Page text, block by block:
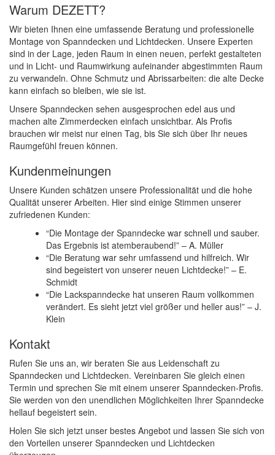
Warum DEZETT?
Wir bieten Ihnen eine umfassende Beratung und professionelle
Montage von Spanndecken und Lichtdecken. Unsere Experten
sind in der Lage, jeden Raum in einen neuen, perfekt gestalteten
und in Licht- und Raumwirkung aufeinander abgestimmten Raum
zu verwandeln. Ohne Schmutz und Abrissarbeiten: die alte Decke
kann einfach so bleiben, wie sie ist.
Unsere Spanndecken sehen ausgesprochen edel aus und
machen alte Zimmerdecken einfach unsichtbar. Als Profis
brauchen wir meist nur einen Tag, bis Sie sich über Ihr neues
Raumgefühl freuen können.
Kundenmeinungen
Unsere Kunden schätzen unsere Professionalität und die hohe
Qualität unserer Arbeiten. Hier sind einige Stimmen unserer
zufriedenen Kunden:
“Die Montage der Spanndecke war schnell und sauber.
Das Ergebnis ist atemberaubend!” – A. Müller
“Die Beratung war sehr umfassend und hilfreich. Wir
sind begeistert von unserer neuen Lichtdecke!” – E.
Schmidt
“Die Lackspanndecke hat unseren Raum vollkommen
verändert. Es sieht jetzt viel größer und heller aus!” – J.
Klein
Kontakt
Rufen Sie uns an, wir beraten Sie aus Leidenschaft zu
Spanndecken und Lichtdecken. Vereinbaren Sie gleich einen
Termin und sprechen Sie mit einem unserer Spanndecken-Profis.
Sie werden von den unendlichen Möglichkeiten Ihrer Spanndecke
hellauf begeistert sein.
Holen Sie sich jetzt unser bestes Angebot und lassen Sie sich von
den Vorteilen unserer Spanndecken und Lichtdecken